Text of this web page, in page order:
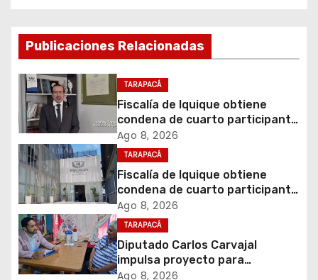
c
i
ó
n
d
e
e
n
Publicaciones Relacionadas
TARAPACÁ
Fiscalía de Iquique obtiene
condena de cuarto participante
en violento asalto a
comerciante
Ago 8, 2026
TARAPACÁ
Fiscalía de Iquique obtiene
condena de cuarto participante
en violento asalto a
comerciante
Ago 8, 2026
TARAPACÁ
Diputado Carlos Carvajal
impulsa proyecto para
homenajear en vida al campeón
Ago 8, 2026